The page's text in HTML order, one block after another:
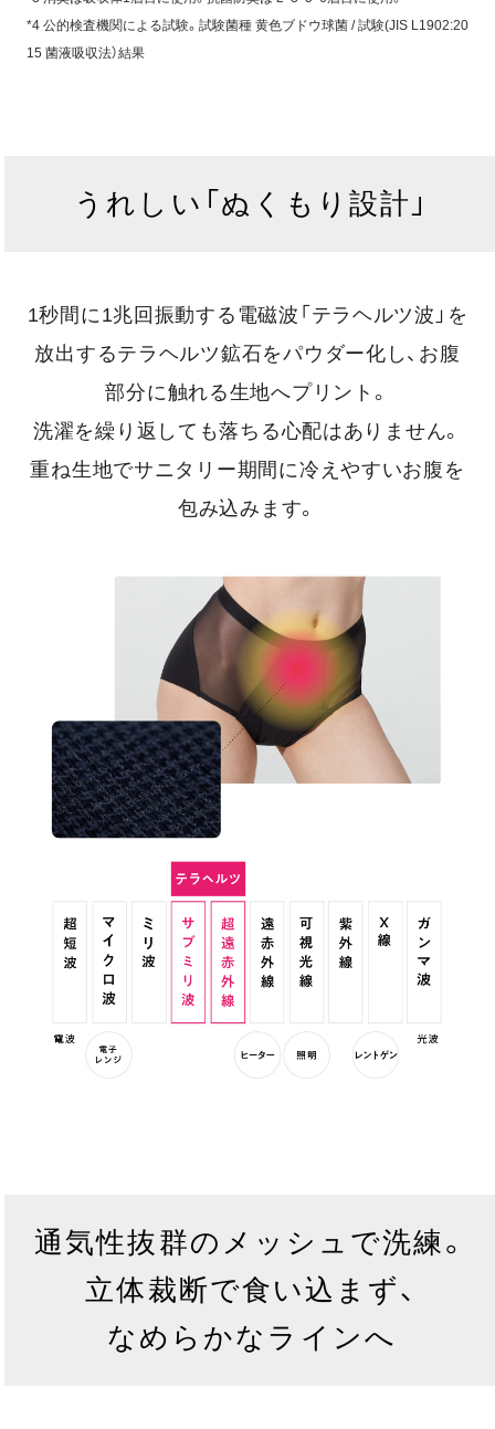
*4 公的検査機関による試験。試験菌種 黄色ブドウ球菌 / 試験(JIS L1902:20
15 菌液吸収法）結果
うれしい「ぬくもり設計」
1秒間に1兆回振動する電磁波「テラヘルツ波」を
放出するテラヘルツ鉱石をパウダー化し、お腹
部分に触れる生地へプリント。
洗濯を繰り返しても落ちる心配はありません。
重ね生地でサニタリー期間に冷えやすいお腹を
包み込みます。
通気性抜群のメッシュで洗練。
立体裁断で食い込まず、
なめらかなラインへ